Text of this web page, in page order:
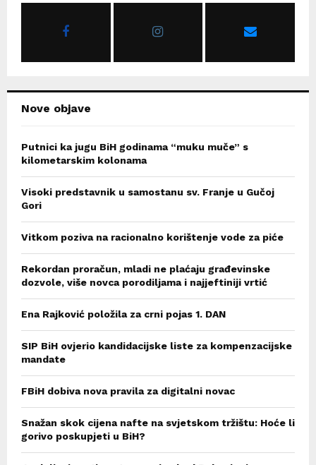
Nove objave
Putnici ka jugu BiH godinama “muku muče” s
kilometarskim kolonama
Visoki predstavnik u samostanu sv. Franje u Gučoj
Gori
Vitkom poziva na racionalno korištenje vode za piće
Rekordan proračun, mladi ne plaćaju građevinske
dozvole, više novca porodiljama i najjeftiniji vrtić
Ena Rajković položila za crni pojas 1. DAN
SIP BiH ovjerio kandidacijske liste za kompenzacijske
mandate
FBiH dobiva nova pravila za digitalni novac
Snažan skok cijena nafte na svjetskom tržištu: Hoće li
gorivo poskupjeti u BiH?